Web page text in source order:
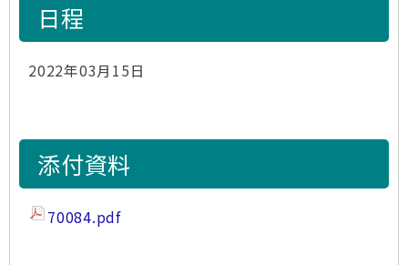
日程
2022年03月15日
添付資料
70084.pdf